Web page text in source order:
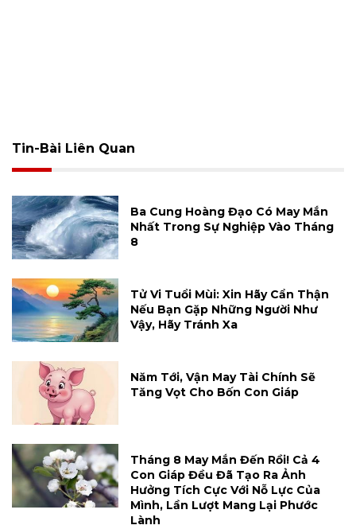
Tin-Bài Liên Quan
Ba Cung Hoàng Đạo Có May Mắn
Nhất Trong Sự Nghiệp Vào Tháng
8
Tử Vi Tuổi Mùi: Xin Hãy Cẩn Thận
Nếu Bạn Gặp Những Người Như
Vậy, Hãy Tránh Xa
Năm Tới, Vận May Tài Chính Sẽ
Tăng Vọt Cho Bốn Con Giáp
Tháng 8 May Mắn Đến Rồi! Cả 4
Con Giáp Đều Đã Tạo Ra Ảnh
Hưởng Tích Cực Với Nỗ Lực Của
Mình, Lần Lượt Mang Lại Phước
Lành